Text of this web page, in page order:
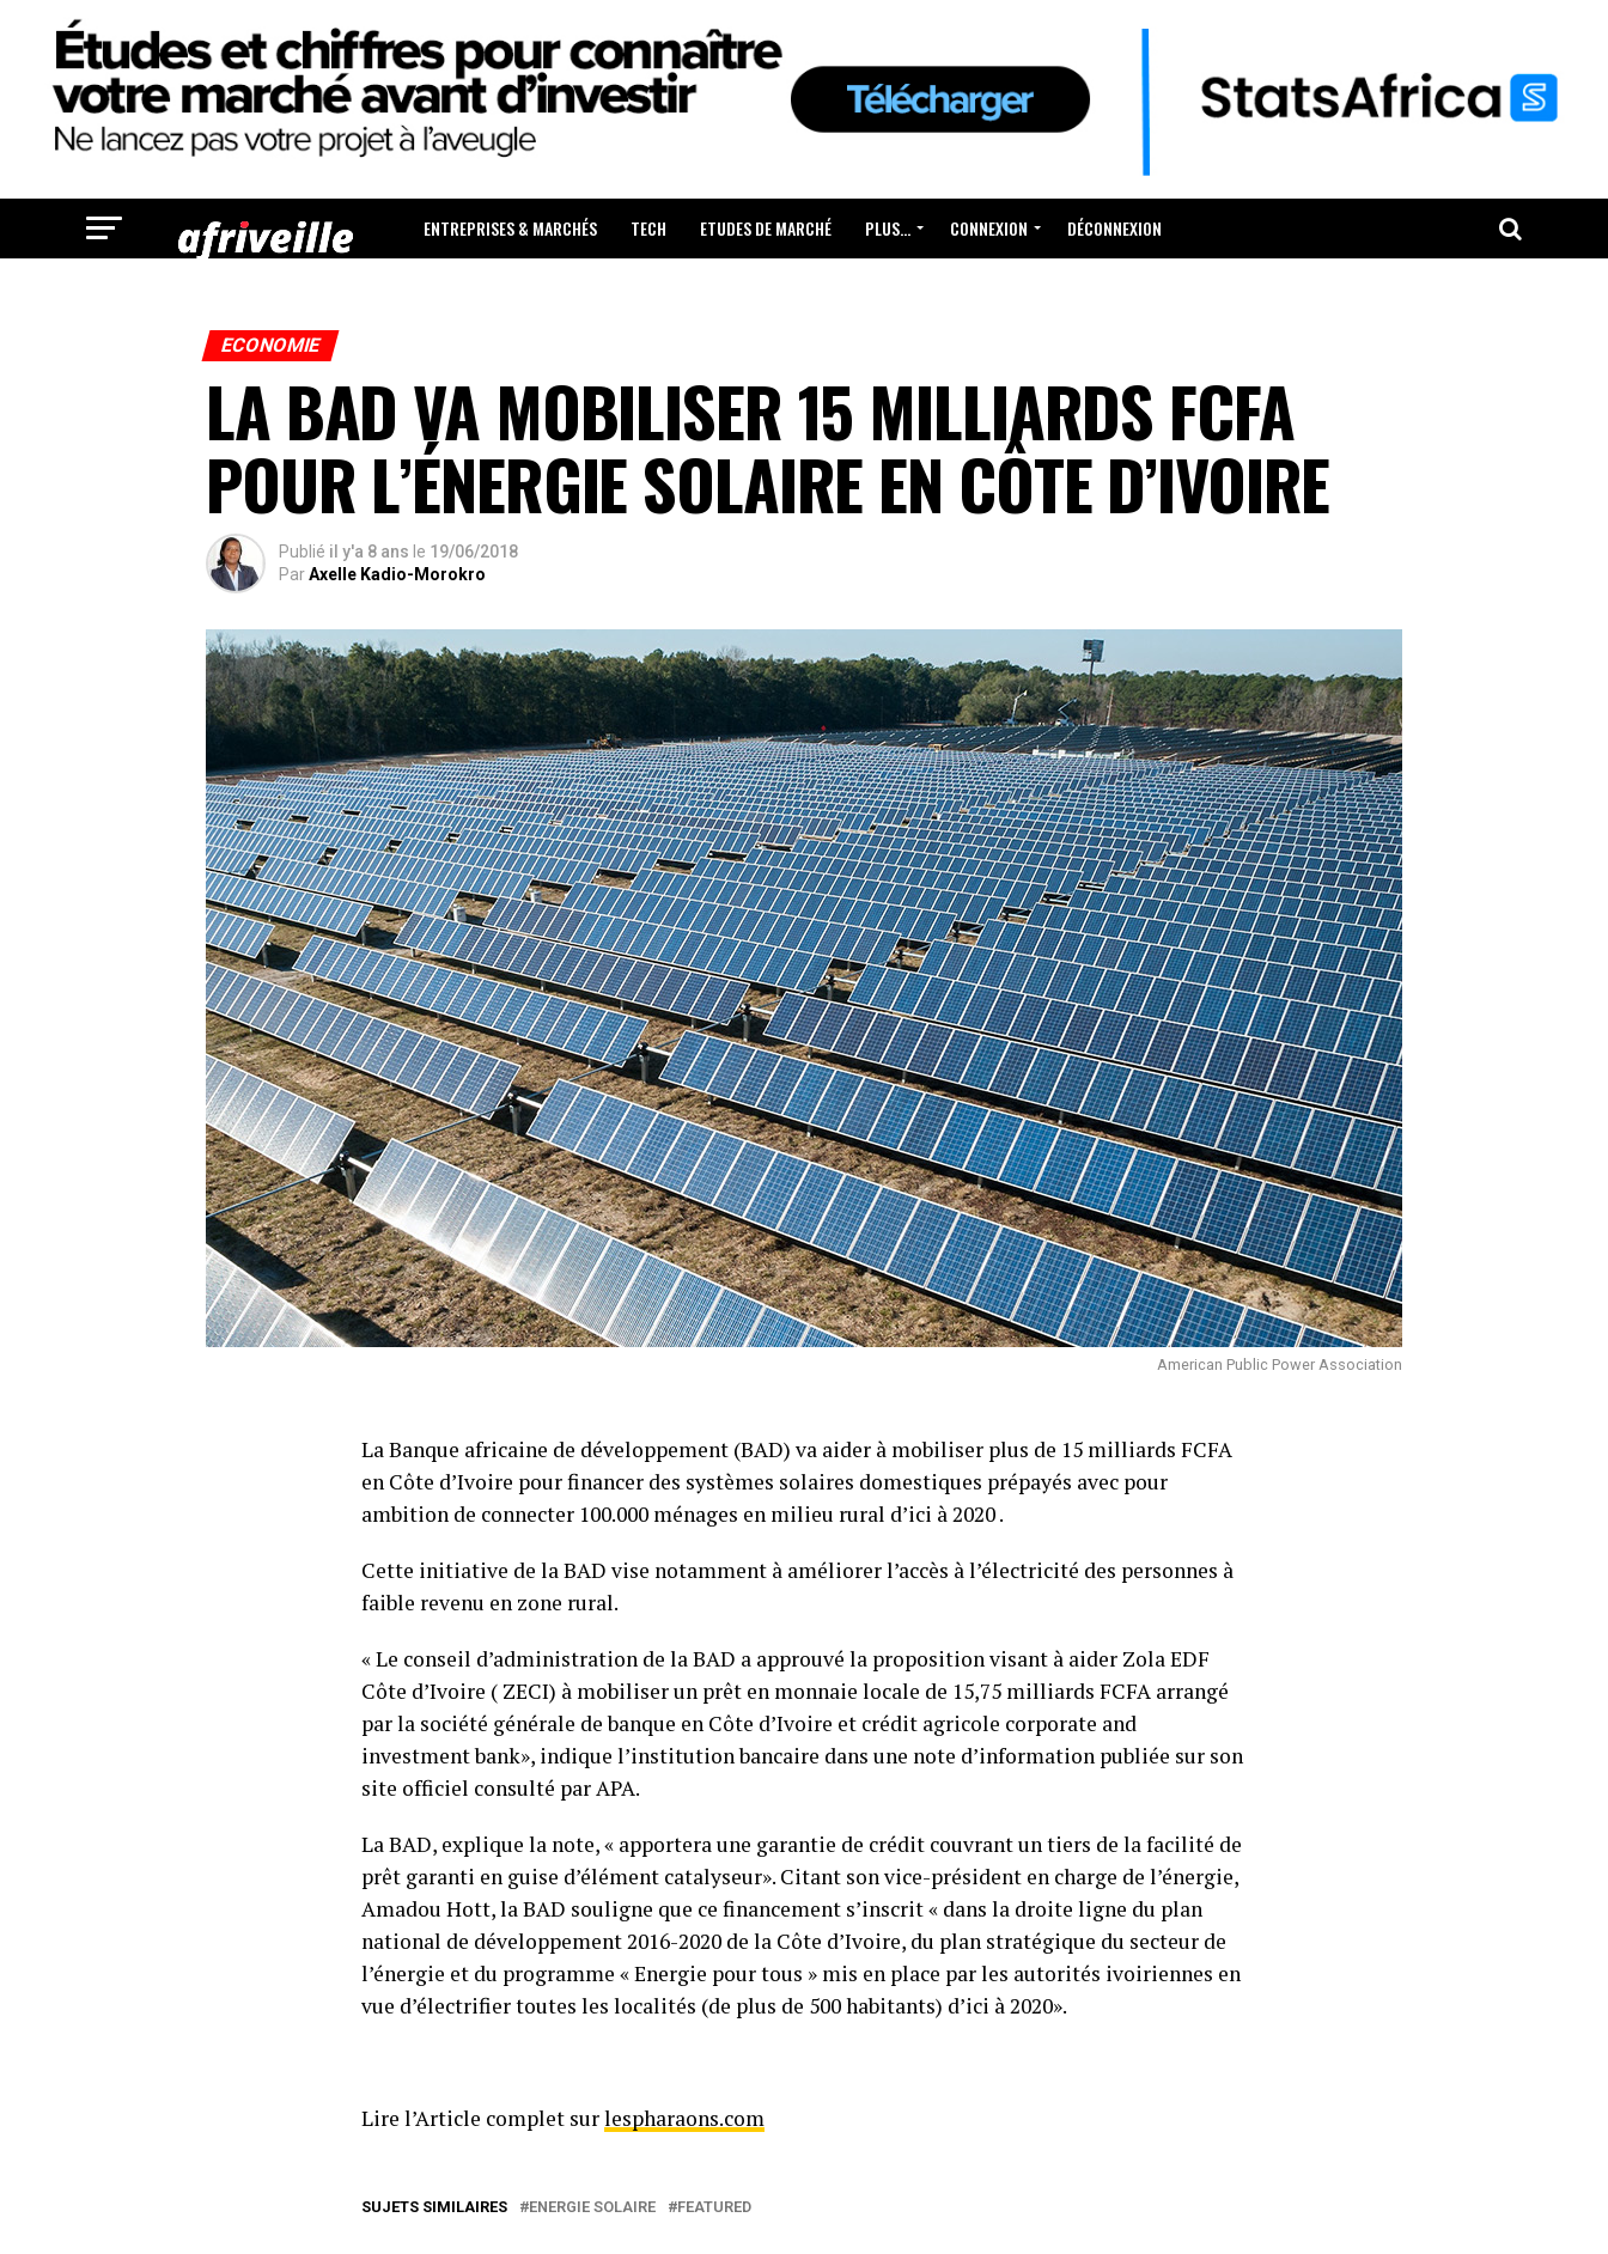
ENTREPRISES & MARCHÉS TECH ETUDES DE MARCHÉ PLUS… CONNEXION DÉCONNEXION
ECONOMIE
LA BAD VA MOBILISER 15 MILLIARDS FCFA
POUR L’ÉNERGIE SOLAIRE EN CÔTE D’IVOIRE
Publié il y'a 8 ans le 19/06/2018
ParAxelle Kadio-Morokro
American Public Power Association
La Banque africaine de développement (BAD) va aider à mobiliser plus de 15 milliards FCFA
en Côte d’Ivoire pour financer des systèmes solaires domestiques prépayés avec pour
ambition de connecter 100.000 ménages en milieu rural d’ici à 2020 .
Cette initiative de la BAD vise notamment à améliorer l’accès à l’électricité des personnes à
faible revenu en zone rural.
« Le conseil d’administration de la BAD a approuvé la proposition visant à aider Zola EDF
Côte d’Ivoire ( ZECI) à mobiliser un prêt en monnaie locale de 15,75 milliards FCFA arrangé
par la société générale de banque en Côte d’Ivoire et crédit agricole corporate and
investment bank», indique l’institution bancaire dans une note d’information publiée sur son
site officiel consulté par APA.
La BAD, explique la note, « apportera une garantie de crédit couvrant un tiers de la facilité de
prêt garanti en guise d’élément catalyseur». Citant son vice-président en charge de l’énergie,
Amadou Hott, la BAD souligne que ce financement s’inscrit « dans la droite ligne du plan
national de développement 2016-2020 de la Côte d’Ivoire, du plan stratégique du secteur de
l’énergie et du programme « Energie pour tous » mis en place par les autorités ivoiriennes en
vue d’électrifier toutes les localités (de plus de 500 habitants) d’ici à 2020».
Lire l’Article complet surlespharaons.com
SUJETS SIMILAIRES ENERGIE SOLAIRE FEATURED